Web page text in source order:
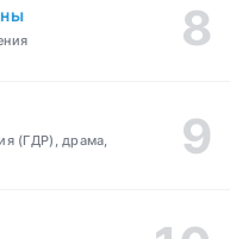
(ГДР), драма,